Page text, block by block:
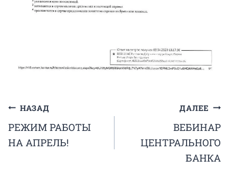
Навигация
по
записям
НАЗАД
РЕЖИМ РАБОТЫ
НА АПРЕЛЬ!
ДАЛЕЕ
ВЕБИНАР
ЦЕНТРАЛЬНОГО
БАНКА